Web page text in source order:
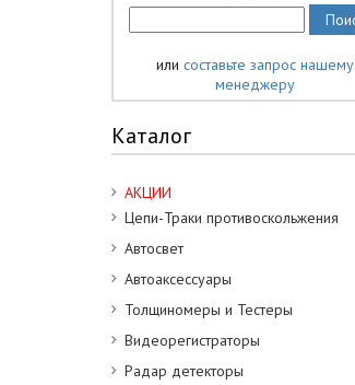
или составьте запрос нашему
менеджеру
Каталог
АКЦИИ
Цепи-Траки противоскольжения
Автосвет
Автоаксессуары
Толщиномеры и Тестеры
Видеорегистраторы
Радар детекторы